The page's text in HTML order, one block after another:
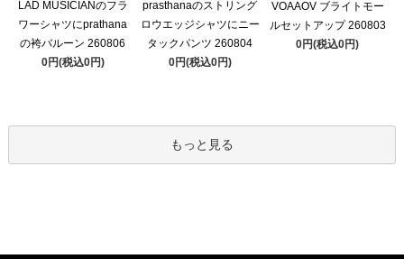
LAD MUSICIANのフラ
ワーシャツにprathana
の袴バルーン 260806
0円(税込0円)
prasthanaのストリング
ロウエッジシャツにニー
タックパンツ 260804
0円(税込0円)
VOAAOV ブライトモー
ルセットアップ 260803
0円(税込0円)
もっと見る